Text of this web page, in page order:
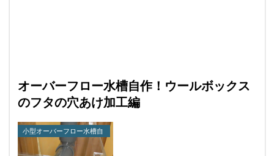
オーバーフロー水槽自作！ウールボックス
のフタの穴あけ加工編
小型オーバーフロー水槽自